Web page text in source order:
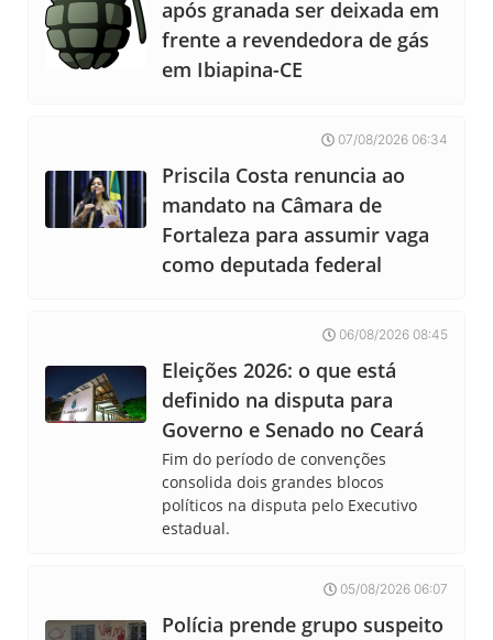
após granada ser deixada em
frente a revendedora de gás
em Ibiapina-CE
07/08/2026 06:34
Priscila Costa renuncia ao
mandato na Câmara de
Fortaleza para assumir vaga
como deputada federal
06/08/2026 08:45
Eleições 2026: o que está
definido na disputa para
Governo e Senado no Ceará
Fim do período de convenções
consolida dois grandes blocos
políticos na disputa pelo Executivo
estadual.
05/08/2026 06:07
Polícia prende grupo suspeito